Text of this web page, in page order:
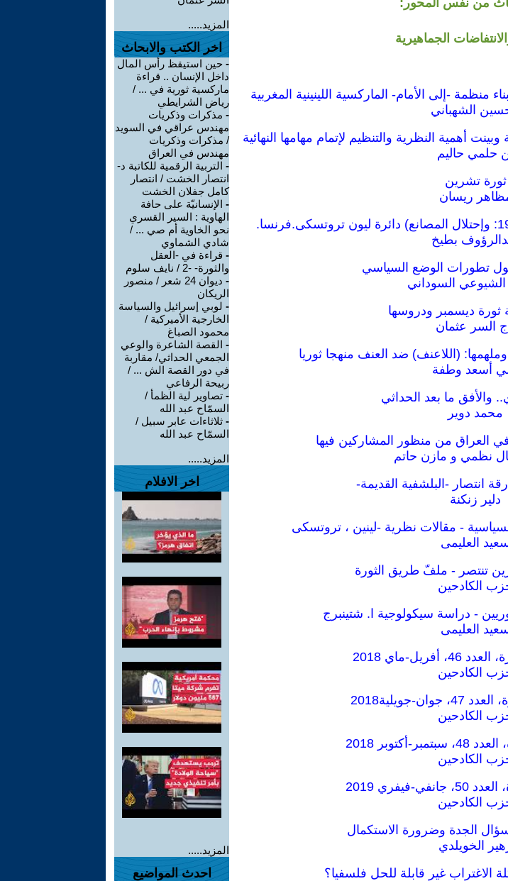
من نفس المحور:
الجماهيرية
-إلى الأمام- الماركسية اللينينية المغربية
الشهباني
حلمي حاليم
ثورة تشرين
ريسان
بطيخ
تطورات الوضع السياسي
السوداني
ثورة ديسمبر ودروسها
السر عثمان
(اللاعنف) ضد العنف منهجا ثوريا
أسعد وطفة
والأفق ما بعد الحداثي
محمد دوير
نظمي و مازن حاتم
دلير زنكنة
- مقالات نظرية -لينين ، تروتسكى
العليمى
تنتصر - ملفّ طريق الثورة
الكادحين
- دراسة سيكولوجية ا. شتينبرج
العليمى
ماي 2018
الكادحين
جويلية2018
الكادحين
أكتوبر 2018
الكادحين
فيفري 2019
الكادحين
الجدة وضرورة الاستكمال
الخويلدي
غير قابلة للحل فلسفيا؟
المزيد.....
اخر الكتب والابحاث
- حين استيقظ رأس المال
داخل الإنسان .. قراءة
ماركسية ثورية في ... /
رياض الشرايطي
- مذكرات وذكريات
مهندس عراقي في السويد
/ مذكرات وذكريات
مهندس في العراق
- التربية الرقمية للكاتبة د-
انتصار الخشت / انتصار
كامل جفلان الخشت
- الإنسانيّة على حافة
الهاوية : السير القسري
نحو الخاوية أم صي ... /
شادي الشماوي
- قراءة في -العقل
والثورة- -2 / نايف سلوم
-
ديوان 24 شعر / منصور
الريكان
- لوبي إسرائيل والسياسة
الخارجية الأميركية /
محمود الصباغ
- القصة الشاعرة والوعي
الجمعي الحداثي/ مقاربة
في دور القصة الش ... /
ربيحة الرفاعي
- تصاوير لية الظمأ /
السمّاح عبد الله
- ثلاثاءات عابر سبيل /
السمّاح عبد الله
المزيد.....
اخر الافلام
المزيد.....
احدث المواضيع